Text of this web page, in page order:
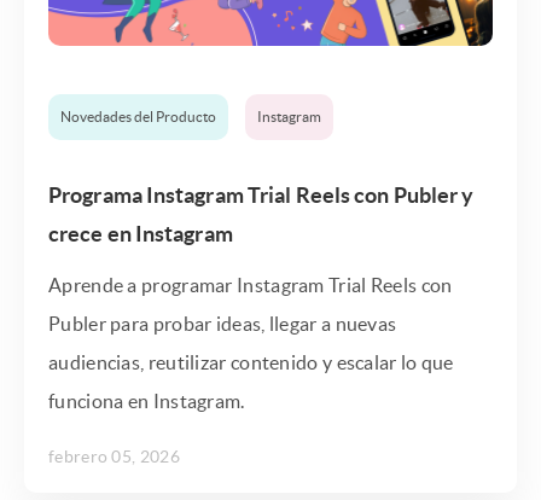
Novedades del Producto Instagram
Programa Instagram Trial Reels con Publer y
crece en Instagram
Aprende a programar Instagram Trial Reels con
Publer para probar ideas, llegar a nuevas
audiencias, reutilizar contenido y escalar lo que
funciona en Instagram.
febrero 05, 2026